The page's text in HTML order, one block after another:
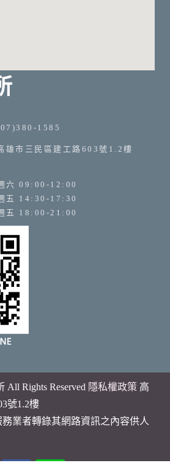
1585
雄市三民區建工路603號1.2樓
六 09:00-12:00
五 14:30-17:30
五 18:00-21:00
All Rights Reserved 隱私權政策 高
號1.2樓
業者轉錄其網路資訊之內容供人